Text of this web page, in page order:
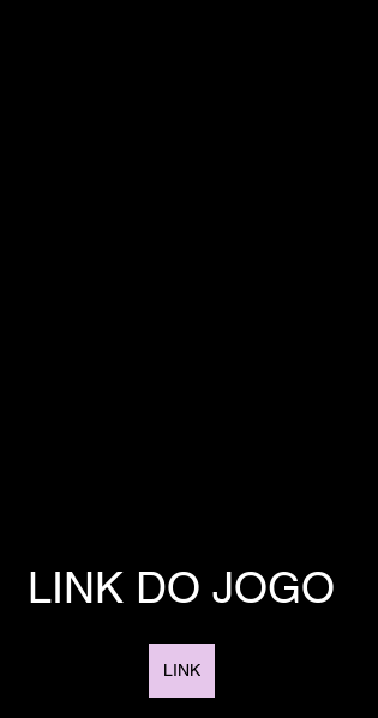
LINK DO JOGO
LINK